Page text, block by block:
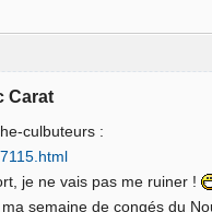
Carat
culbuteurs :
je ne vais pas me ruiner !
semaine de congés du